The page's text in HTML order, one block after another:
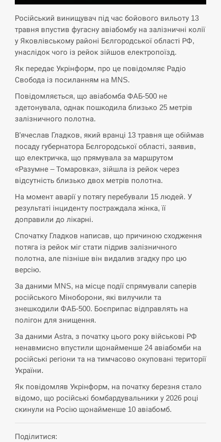
СЕРПЕНЬ
14:53
Экс-послу в США Стефанишиной вручили новое
подозрение и избирают меру…
СЕРПЕНЬ
У Росії розгортається ракетний підрозділ КНДР –
Reuters
СЕРПЕНЬ
14:23
Поставки ракет для ПВО сократились втрое,
хотя у партнеров они…
СЕРПЕНЬ
У Румунії затоплять чотири баржі для
збільшення потоку води до…
СЕРПЕНЬ
13:53
дронов Украины
СЕРПЕНЬ
Біля українського літака в аеропорту Лейпцига
СЕРПЕНЬ
13:23
ответили, как отреагируют на…
СЕРПЕНЬ
13:10
Тайвань проводить найбільші військові
Російський винищувач під час бойового вильоту 13
травня впустив фугасну авіабомбу на залізничні колії
у Яковлівському районі Бєлгородської області РФ,
унаслідок чого із рейок зійшов електропоїзд.
Як передає Укрінформ, про це повідомляє Радіо
Свобода із посиланням на MNS.
Повідомляється, що авіабомба ФАБ-500 не
здетонувала, однак пошкодила близько 25 метрів
залізничного полотна.
В’ячеслав Гладков, який вранці 13 травня ще обіймав
посаду губернатора Бєлгородської області, заявив,
що електричка, що прямувала за маршрутом
«Разумне – Томаровка», зійшла із рейок через
відсутність близько двох метрів полотна.
На момент аварії у потягу перебували 15 людей. У
результаті інциденту постраждала жінка, її
доправили до лікарні.
Спочатку Гладков написав, що причиною сходження
потяга із рейок міг стати підрив залізничного
полотна, але пізніше він видалив згадку про цю
версію.
За даними MNS, на місце події спрямували саперів
російського Міноборони, які вилучили та
знешкодили ФАБ-500. Боєприпас відправлять на
полігон для знищення.
За даними Astra, з початку цього року військові РФ
ненавмисно впустили щонайменше 24 авіабомби на
російські регіони та на тимчасово окуповані території
України.
Як повідомляв Укрінформ, на початку березня стало
відомо, що російські бомбардувальники у 2026 році
скинули на Росію щонайменше 10 авіабомб.
Поділитися: